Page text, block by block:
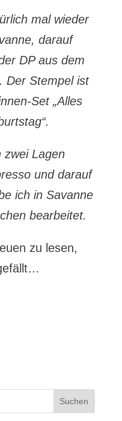
mal wieder
darauf
DP aus dem
Der Stempel ist
Set „Alles
zwei Lagen
und darauf
ich in Savanne
bearbeitet.
zu lesen,